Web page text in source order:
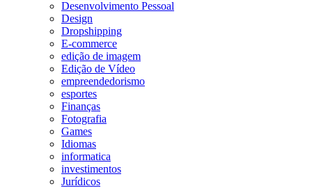
Desenvolvimento Pessoal
Design
Dropshipping
E-commerce
edição de imagem
Edição de Vídeo
empreendedorismo
esportes
Finanças
Fotografia
Games
Idiomas
informatica
investimentos
Jurídicos